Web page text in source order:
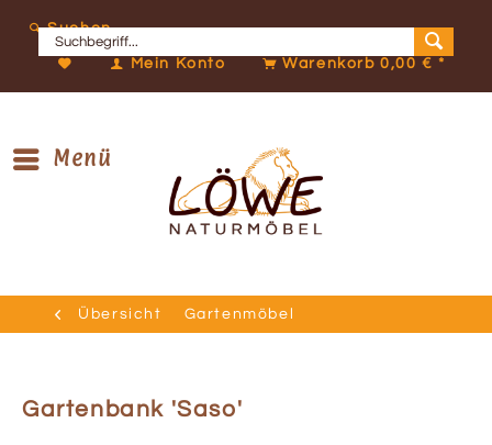
Suchen
Mein Konto Warenkorb0,00 € *
Menü
Übersicht Gartenmöbel
Gartenbank 'Saso'